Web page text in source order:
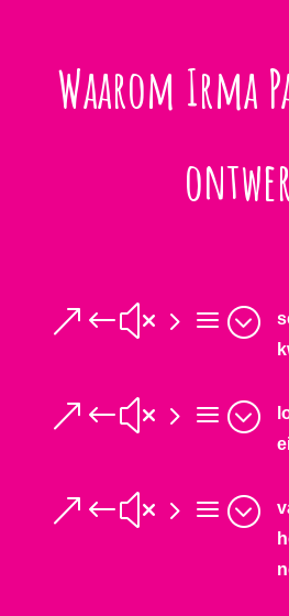
Waarom Irma
&#x5a;
&#x5a;
&#x5a;